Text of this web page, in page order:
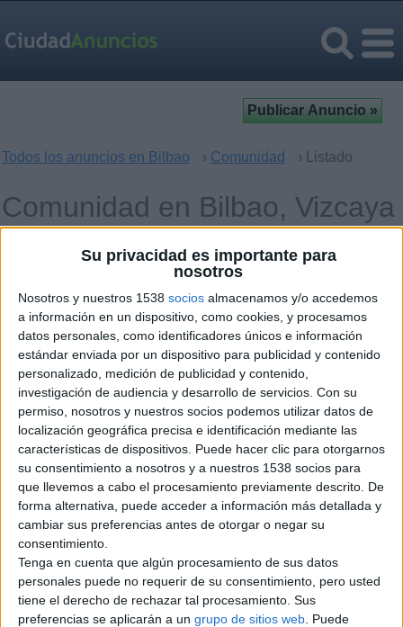
Su privacidad es importante para
nosotros
Nosotros y nuestros 1538 socios almacenamos y/o accedemos
a información en un dispositivo, como cookies, y procesamos
datos personales, como identificadores únicos e información
estándar enviada por un dispositivo para publicidad y contenido
personalizado, medición de publicidad y contenido,
investigación de audiencia y desarrollo de servicios. Con su
permiso, nosotros y nuestros socios podemos utilizar datos de
localización geográfica precisa e identificación mediante las
características de dispositivos. Puede hacer clic para otorgarnos
su consentimiento a nosotros y a nuestros 1538 socios para
que llevemos a cabo el procesamiento previamente descrito. De
forma alternativa, puede acceder a información más detallada y
cambiar sus preferencias antes de otorgar o negar su
consentimiento.
Tenga en cuenta que algún procesamiento de sus datos
personales puede no requerir de su consentimiento, pero usted
tiene el derecho de rechazar tal procesamiento. Sus
preferencias se aplicarán a un grupo de sitios web . Puede
Todos los anuncios en Bilbao › Comunidad › Listado
Comunidad en Bilbao, Vizcaya
Compartir coche 1
Eventos 4
Músicos y Artistas 14
Voluntarios 0
Perdido y Encontrado 0
Comunidad varios 2
Ciudades populares
Madrid
Barcelona